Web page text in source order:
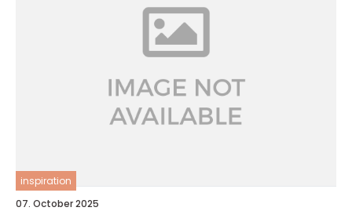
inspiration
07. October 2025